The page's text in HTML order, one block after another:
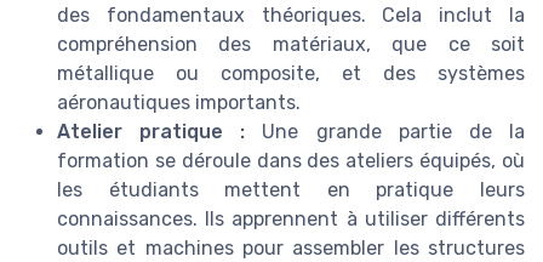
des fondamentaux théoriques. Cela inclut la
compréhension des matériaux, que ce soit
métallique ou composite, et des systèmes
aéronautiques importants.
Atelier pratique : Une grande partie de la
formation se déroule dans des ateliers équipés, où
les étudiants mettent en pratique leurs
connaissances. Ils apprennent à utiliser différents
outils et machines pour assembler les structures